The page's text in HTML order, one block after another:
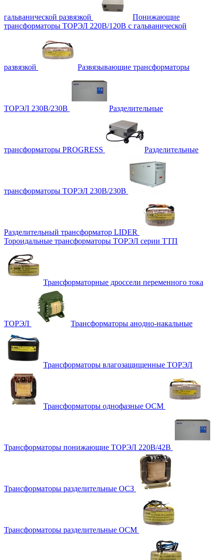
гальванической развязкой
Понижающие
трансформаторы ТОРЭЛ 220В/120В с гальванической
развязкой Развязывающие трансформаторы
ТОРЭЛ 230В/230В Разделительные
трансформаторы PROGRESS Разделительные
трансформаторы ТОРЭЛ 230В/230В
Разделительный трансформатор LIDER
Тороидальные трансформаторы ТОРЭЛ серии ТТП
Трансформаторные дроссели переменного тока
ТОРЭЛ Трансформаторы анодно-накальные
Трансформаторы влагозащищенные ТОРЭЛ
Трансформаторы однофазные ОСМ
Трансформаторы понижающие ТОРЭЛ 220В/42В
Трансформаторы разделительные ОСЗ
Трансформаторы разделительные ОСМ